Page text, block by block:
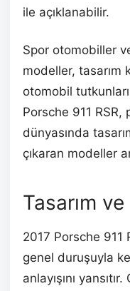
ile açıklanabilir.
Spor otomobiller
modeller, tasarım
otomobil
Porsche 911
dünyasında
çıkaran modeller
Tasarım
2017 Porsche 911
genel duruşuyla
anlayışını